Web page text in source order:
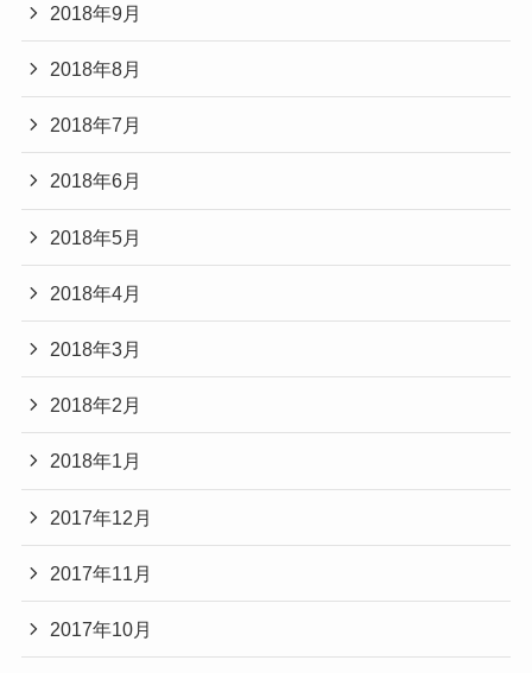
2018年9月
2018年8月
2018年7月
2018年6月
2018年5月
2018年4月
2018年3月
2018年2月
2018年1月
2017年12月
2017年11月
2017年10月